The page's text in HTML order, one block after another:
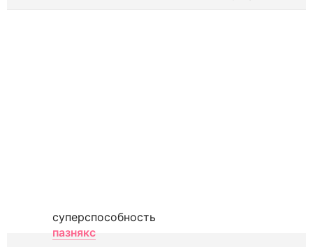
суперспособность
пазнякс